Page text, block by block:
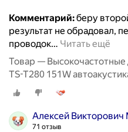
Комментарий:беру
результат не обрадовал,
проводок… Читать ещё
Товар —
TS-T280 151W
Вч динамики колонки
Алексей Викторович
71 отзыв